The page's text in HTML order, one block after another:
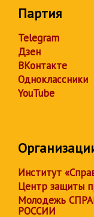
Партия
Telegram
Дзен
ВКонтакте
Одноклассники
YouTube
Институт
Центр защиты
Молодежь
РОССИИ